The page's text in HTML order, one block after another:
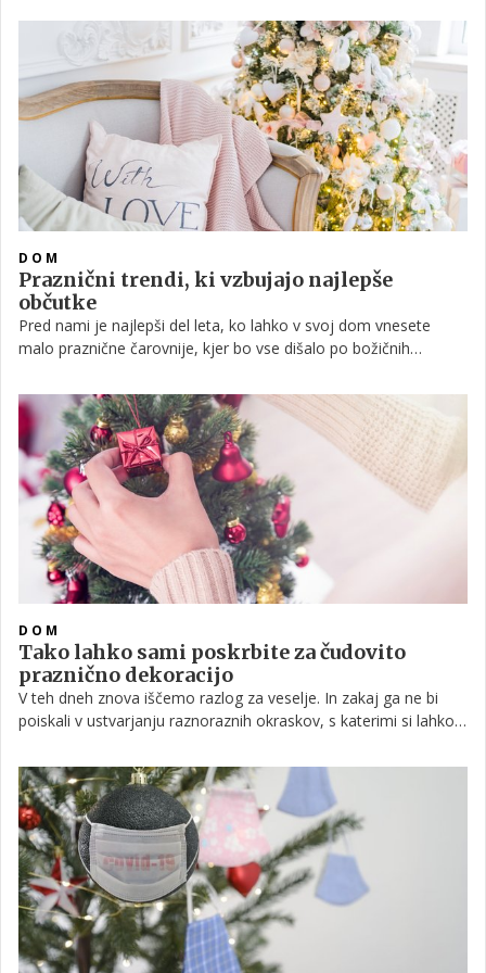
letošnjimi trendi.
DOM
Praznični trendi, ki vzbujajo najlepše
občutke
Pred nami je najlepši del leta, ko lahko v svoj dom vnesete
malo praznične čarovnije, kjer bo vse dišalo po božičnih
pisani okraski in še in še. Spomnite se svojega otroškega
veselja, ki ga vedno znova obudijo prazniki, in zakaj ga letos ne
bi obogatili tudi z novimi idejami?
DOM
Tako lahko sami poskrbite za čudovito
praznično dekoracijo
V teh dneh znova iščemo razlog za veselje. In zakaj ga ne bi
poiskali v ustvarjanju raznoraznih okraskov, s katerimi si lahko
ki vam bodo pomagale poiskati navdih za čudovito praznično
vzdušje.